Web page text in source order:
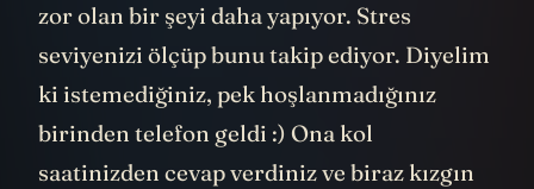
zor olan bir şeyi daha yapıyor. Stres
seviyenizi ölçüp bunu takip ediyor. Diyelim
ki istemediğiniz, pek hoşlanmadığınız
birinden telefon geldi :) Ona kol
saatinizden cevap verdiniz ve biraz kızgın